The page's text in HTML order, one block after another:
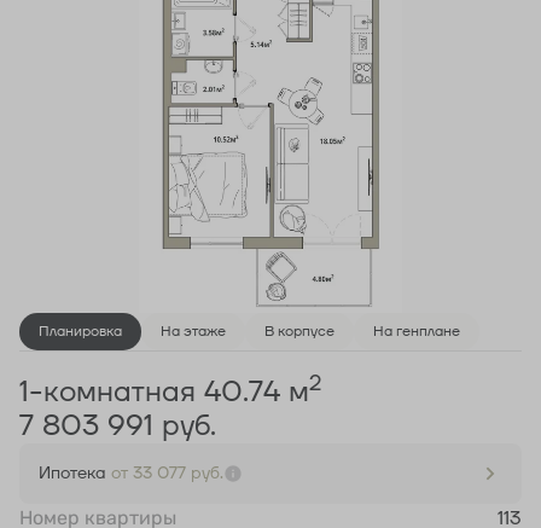
Планировка На этаже В корпусе На генплане
1-комнатная 40.74 м2
7 803 991 руб.
Ипотека от 33 077 руб.
Номер квартиры 113